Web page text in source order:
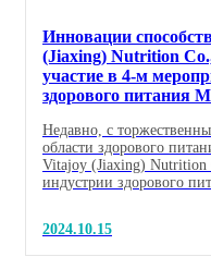
Инновации
(Jiaxing) Nutrition
участие в 4-м
здорового питания
Недавно, с
области здорового
Vitajoy (Jiaxing) Nutrition
индустрии здорового
2024.10.15